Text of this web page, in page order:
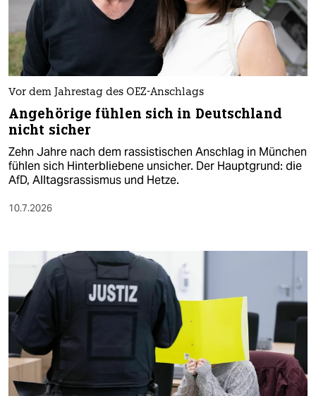
Vor dem Jahrestag des OEZ-Anschlags
Angehörige fühlen sich in Deutschland
nicht sicher
Zehn Jahre nach dem rassistischen Anschlag in München
fühlen sich Hinterbliebene unsicher. Der Hauptgrund: die
AfD, Alltagsrassismus und Hetze.
10.7.2026